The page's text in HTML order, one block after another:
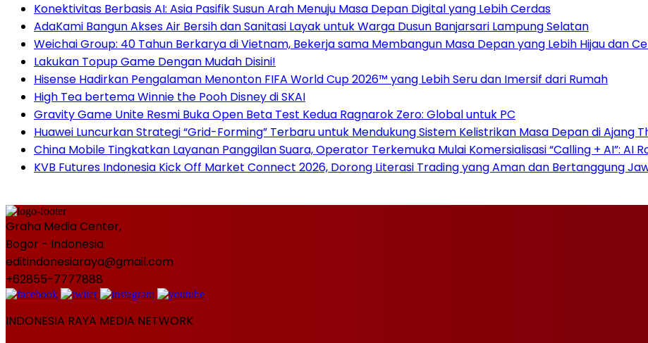
Konektivitas Berbasis AI: Asia Pasifik Susun Arah Menuju Masa Depan Digital yang Lebih Cerdas
AdaKami Bangun Akses Air Bersih dan Sanitasi Layak untuk Warga Dusun Banjarsari Lampung Selatan
Weichai Group: 40 Tahun Berkarya di Vietnam, Bekerja sama Membangun Masa Depan yang Lebih Hijau dan
Lakukan Topup Game Dengan Mudah Disini!
Hisense Hadirkan Pengalaman Menonton FIFA World Cup 2026™ yang Lebih Seru dan Imersif dari Rumah
High Tea bertema Winnie the Pooh Disney di SKAI
Gravity Game Unite Resmi Buka Open Beta Test Kedua Ragnarok Zero: Global untuk PC
Huawei Luncurkan Strategi “Grid-Forming” Terbaru untuk Mendukung Sistem Kelistrikan Masa Depan di Ajang
China Mobile Tingkatkan Layanan Panggilan Suara, Operator Terkemuka Mulai Komersialisasi “Calling + AI”: AI
KVB Futures Indonesia Kick Off Market Connect 2026, Dorong Literasi Trading yang Aman dan Bertanggung
Graha Media Center,
Bogor - Indonesia
editindonesiaraya@gmail.com
+62855-7777888
INDONESIA RAYA MEDIA NETWORK